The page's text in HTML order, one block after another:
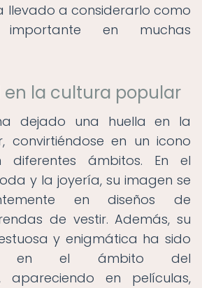
llevado a considerarlo como
en muchas
en la cultura popular
dejado una huella en la
convirtiéndose en un icono
diferentes ámbitos. En el
y la joyería, su imagen se
en diseños de
de vestir. Además, su
y enigmática ha sido
en el ámbito del
apareciendo en películas,